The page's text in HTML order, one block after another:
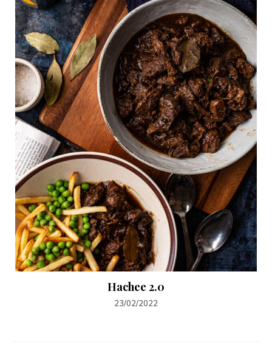
Hachee 2.0
23/02/2022